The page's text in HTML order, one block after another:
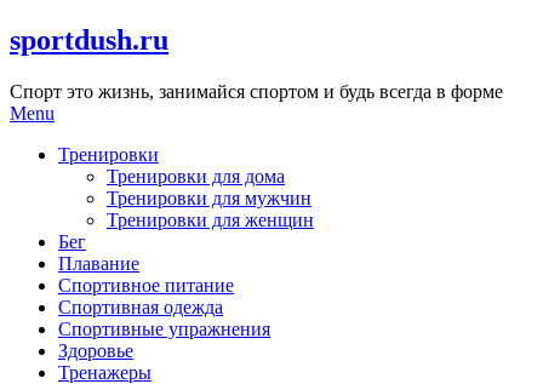
Skip
to
sportdush.ru
Спорт это жизнь, занимайся спортом и будь всегда в форме
Menu
Тренировки
Тренировки для дома
Тренировки для мужчин
Тренировки для женщин
Бег
Плавание
Спортивное питание
Спортивная одежда
Спортивные упражнения
Здоровье
Тренажеры